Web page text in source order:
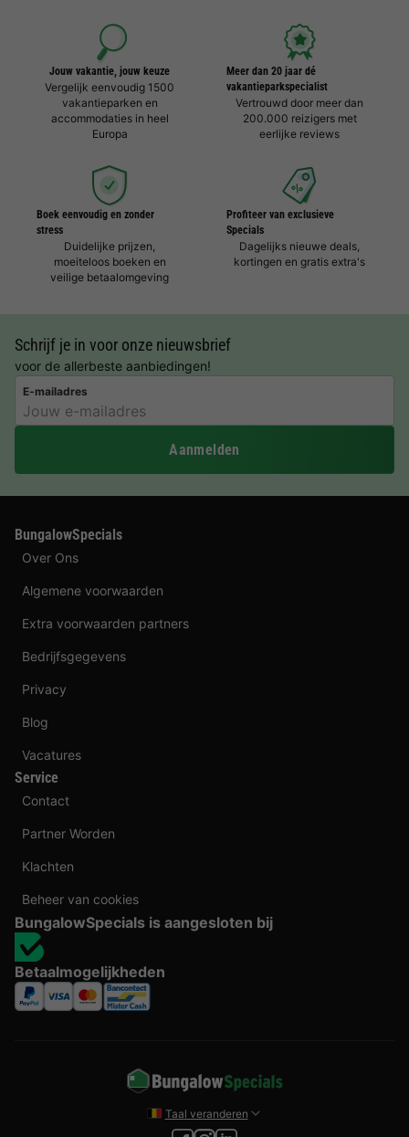
Jouw vakantie, jouw keuze
Vergelijk eenvoudig 1500
vakantieparken en
accommodaties in heel
Europa
Meer dan 20 jaar dé
vakantieparkspecialist
Vertrouwd door meer dan
200.000 reizigers met
eerlijke reviews
Boek eenvoudig en zonder
stress
Duidelijke prijzen,
moeiteloos boeken en
veilige betaalomgeving
Profiteer van exclusieve
Specials
Dagelijks nieuwe deals,
kortingen en gratis extra's
Schrijf je in voor onze nieuwsbrief
voor de allerbeste aanbiedingen!
E-mailadres
Aanmelden
BungalowSpecials
Over Ons
Algemene voorwaarden
Extra voorwaarden partners
Bedrijfsgegevens
Privacy
Blog
Vacatures
Service
Contact
Partner Worden
Klachten
Beheer van cookies
BungalowSpecials is aangesloten bij
Betaalmogelijkheden
Taal veranderen